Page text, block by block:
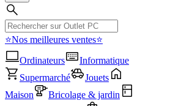
⭐Nos meilleures ventes⭐
Ordinateurs
Informatique
Supermarché
Jouets
Maison
Bricolage & jardin